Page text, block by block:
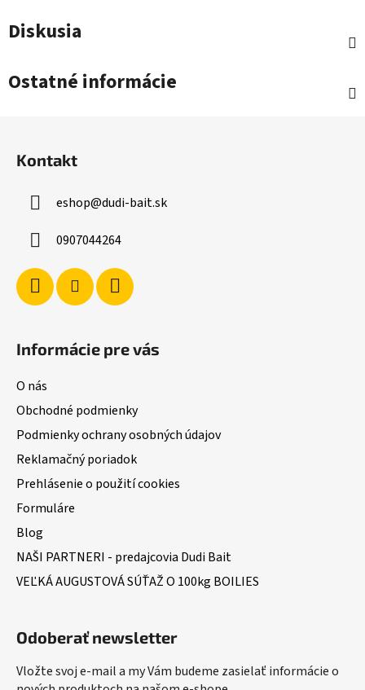
Diskusia
Ostatné informácie
Kontakt
eshop@dudi-bait.sk
0907044264
Informácie pre vás
O nás
Obchodné podmienky
Podmienky ochrany osobných údajov
Reklamačný poriadok
Prehlásenie o použití cookies
Formuláre
Blog
NAŠI PARTNERI - predajcovia Dudi Bait
VEĽKÁ AUGUSTOVÁ SÚŤAŽ O 100kg BOILIES
Odoberať newsletter
Vložte svoj e-mail a my Vám budeme zasielať informácie o